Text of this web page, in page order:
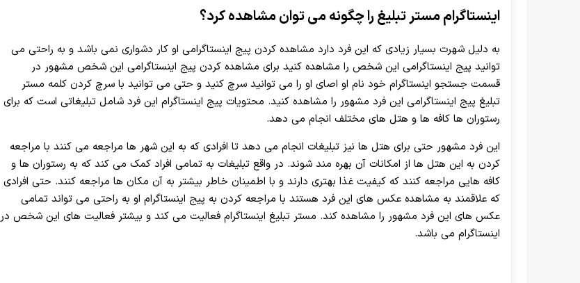
اینستاگرام مستر تبلیغ را چگونه می توان مشاهده کرد؟
به دلیل شهرت بسیار زیادی که این فرد دارد مشاهده کردن پیج اینستاگرامی او کار دشواری نمی باشد و به راحتی می
توانید پیج اینستاگرامی این شخص را مشاهده کنید برای مشاهده کردن پیج اینستاگرامی این شخص مشهور در
قسمت جستجو اینستاگرام خود نام او اصای او را می ‌توانید سرچ کنید و حتی می توانید با سرچ کردن کلمه مستر
تبلیغ پیج اینستاگرامی این فرد مشهور را مشاهده کنید. محتویات پیج اینستاگرام این فرد شامل تبلیغاتی است که برای
رستوران ها کافه ها و هتل های مختلف انجام می‌ دهد.
این فرد مشهور حتی برای هتل ها نیز تبلیغات انجام می ‌دهد تا افرادی که به این شهر ها مراجعه می ‌کنند با مراجعه
کردن به این هتل‌ ها از امکانات آن بهره مند شوند. در واقع تبلیغات به تمامی افراد کمک می کند که به رستوران ها و
کافه هایی مراجعه کنند که کیفیت غذا بهتری دارند و با اطمینان خاطر بیشتر به آن مکان ها مراجعه کنند. حتی افرادی
که علاقمند به مشاهده عکس های این فرد هستند با مراجعه کردن به پیج اینستاگرام او به راحتی می ‌تواند تمامی
عکس های این فرد مشهور را مشاهده کند. مستر تبلیغ اینستاگرام فعالیت می کند و بیشتر فعالیت های این شخص در
اینستاگرام می باشد.